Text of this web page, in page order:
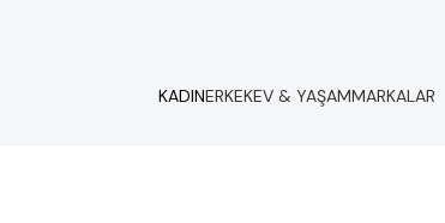
KADINERKEKEV & YAŞAMMARKALAR